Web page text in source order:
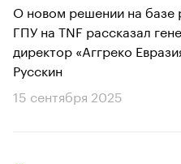
О новом решении на базе
ГПУ на TNF рассказал
директор «Аггреко
Русскин
15 сентября 2025